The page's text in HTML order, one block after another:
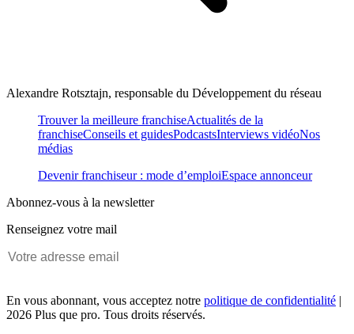
Alexandre Rotsztajn, responsable du Développement du réseau
Trouver la meilleure franchiseActualités de la
franchiseConseils et guidesPodcastsInterviews vidéoNos
médias
Devenir franchiseur : mode d’emploiEspace annonceur
Abonnez-vous à la newsletter
Renseignez votre mail
En vous abonnant, vous acceptez notre politique de confidentialité |
2026 Plus que pro. Tous droits réservés.